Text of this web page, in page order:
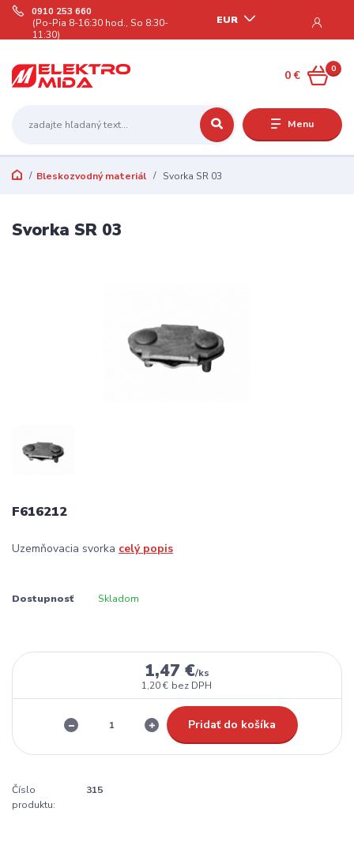
Menu
EUR
0910 253 660
(Po-Pia 8-16:30 hod., So 8:30-
11:30)
0
0 €
Bleskozvodný materiál Svorka SR 03
Svorka SR 03
F616212
Uzemňovacia svorka celý popis
Dostupnosť Skladom
1,47 €/ks
1,20 € bez DPH
Pridať do košíka
Číslo
produktu:
315